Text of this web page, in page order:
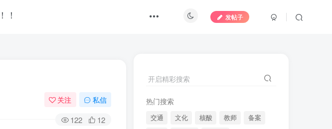
发帖子
关注 私信
122 12
开启精彩搜索
热门搜索
交通 文化 核酸 教师
备案